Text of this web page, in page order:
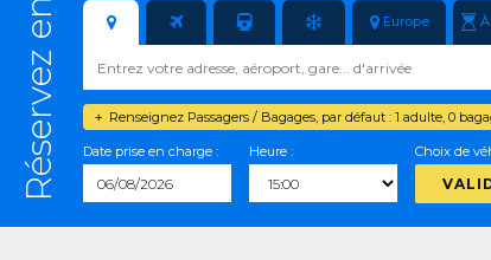
Europe
Renseignez Passagers / Bagages, par défaut : 1 adulte, 0
+
Date prise en charge : Heure : Choix de